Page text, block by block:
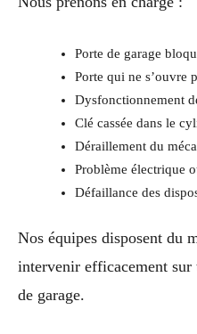
Porte de garage
Porte qui ne s’ouvre
Dysfonctionnement
Clé cassée dans le
Déraillement du
Problème électrique
Défaillance des
Nos équipes disposent du
intervenir efficacement sur
de garage.